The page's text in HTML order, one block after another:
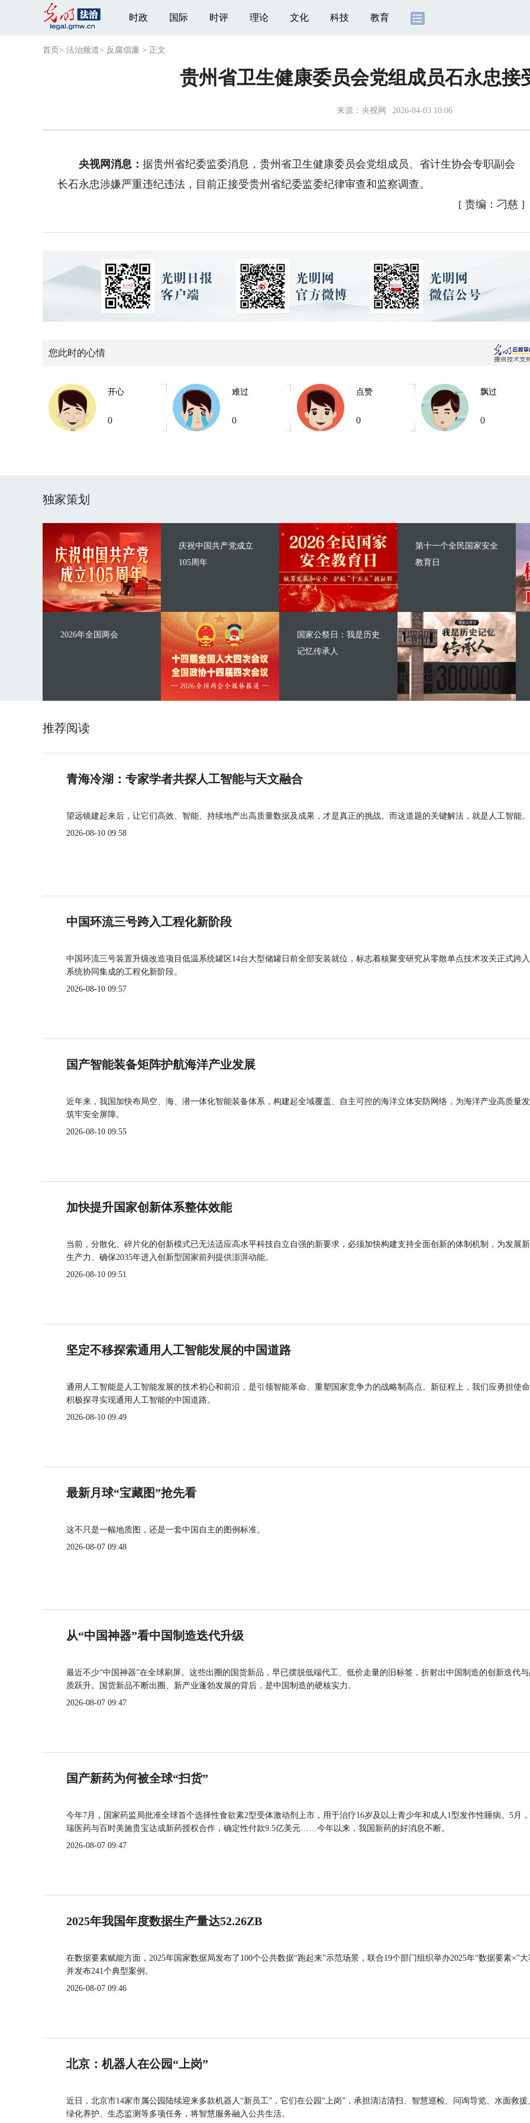
时政 国际 时评 理论 文化 科技 教育
首页 > 法治频道> 反腐倡廉 > 正文
贵州省卫生健康委员会党组成员石永忠接
来源： 央视网 2026-04-03 10:06
央视网消息：据贵州省纪委监委消息，贵州省卫生健康委员会党组成员、省计生协会专职副会
长石永忠涉嫌严重违纪违法，目前正接受贵州省纪委监委纪律审查和监察调查。
[ 责编：刁慈 ]
您此时的心情
开心
0
难过
0
点赞
0
飘过
0
独家策划
庆祝中国共产党成立
105周年
2026年全国两会
第十一个全民国家安全
教育日
国家公祭日：我是历史
记忆传承人
推荐阅读
青海冷湖：专家学者共探人工智能与天文融合
望远镜建起来后，让它们高效、智能、持续地产出高质量数据及成果，才是真正的挑战。而这道题的关键解法，就是人工智能。
2026-08-10 09:58
中国环流三号跨入工程化新阶段
中国环流三号装置升级改造项目低温系统罐区14台大型储罐日前全部安装就位，标志着核聚变研究从零散单点技术攻关正式跨
系统协同集成的工程化新阶段。
2026-08-10 09:57
国产智能装备矩阵护航海洋产业发展
近年来，我国加快布局空、海、潜一体化智能装备体系，构建起全域覆盖、自主可控的海洋立体安防网络，为海洋产业高质量
筑牢安全屏障。
2026-08-10 09:55
加快提升国家创新体系整体效能
当前，分散化、碎片化的创新模式已无法适应高水平科技自立自强的新要求，必须加快构建支持全面创新的体制机制，为发展
生产力、确保2035年进入创新型国家前列提供澎湃动能。
2026-08-10 09:51
坚定不移探索通用人工智能发展的中国道路
通用人工智能是人工智能发展的技术初心和前沿，是引领智能革命、重塑国家竞争力的战略制高点。新征程上，我们应勇担使
积极探寻实现通用人工智能的中国道路。
2026-08-10 09:49
最新月球“宝藏图”抢先看
这不只是一幅地质图，还是一套中国自主的图例标准。
2026-08-07 09:48
从“中国神器”看中国制造迭代升级
最近不少“中国神器”在全球刷屏。这些出圈的国货新品，早已摆脱低端代工、低价走量的旧标签，折射出中国制造的创新迭代
质跃升。国货新品不断出圈、新产业蓬勃发展的背后，是中国制造的硬核实力。
2026-08-07 09:47
国产新药为何被全球“扫货”
今年7月，国家药监局批准全球首个选择性食欲素2型受体激动剂上市，用于治疗16岁及以上青少年和成人1型发作性睡病。5月
瑞医药与百时美施贵宝达成新药授权合作，确定性付款9.5亿美元……今年以来，我国新药的好消息不断。
2026-08-07 09:47
2025年我国年度数据生产量达52.26ZB
在数据要素赋能方面，2025年国家数据局发布了100个公共数据“跑起来”示范场景，联合19个部门组织举办2025年“数据要素×”大
并发布241个典型案例。
2026-08-07 09:46
北京：机器人在公园“上岗”
近日，北京市14家市属公园陆续迎来多款机器人“新员工”，它们在公园“上岗”，承担清洁清扫、智慧巡检、问询导览、水面救援
绿化养护、生态监测等多项任务，将智慧服务融入公共生活。